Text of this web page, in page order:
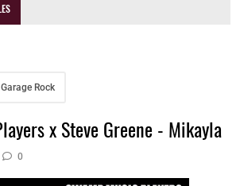
Garage Rock
x Steve Greene - Mikayla
0